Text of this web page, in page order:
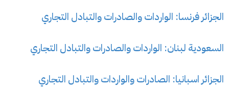
الجزائر فرنسا: الواردات والصادرات والتبادل التجاري
السعودية لبنان: الواردات والصادرات والتبادل التجاري
الجزائر اسبانيا: الصادرات والواردات والتبادل التجاري